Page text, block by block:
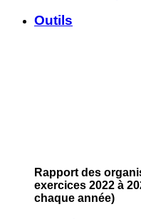
Outils
Rapport des
exercices 2022 à
chaque année)